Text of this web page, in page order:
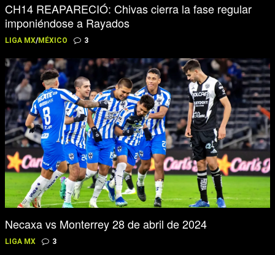
CH14 REAPARECIÓ: Chivas cierra la fase regular
imponiéndose a Rayados
LIGA MX/MÉXICO 3
Necaxa vs Monterrey 28 de abril de 2024
LIGA MX 3